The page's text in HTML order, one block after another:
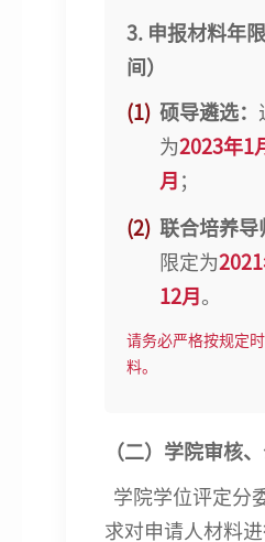
3. 申报材料年
间）
(1) 硕导遴选：
为2023年1
月 ；
(2) 联合培养导
限定为
12月 。
请务必严格按规定
料。
（二）学院审核
学院学位评定分
求对申请人材料